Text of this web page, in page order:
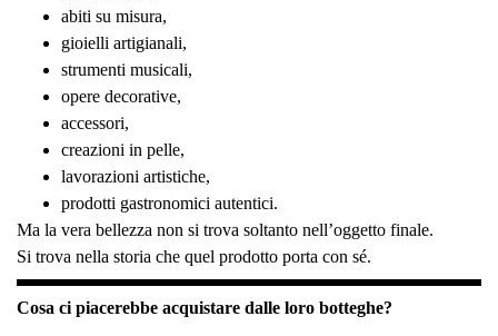
abiti su misura,
gioielli artigianali,
strumenti musicali,
opere decorative,
accessori,
creazioni in pelle,
lavorazioni artistiche,
prodotti gastronomici autentici.
Ma la vera bellezza non si trova soltanto nell’oggetto finale.
Si trova nella storia che quel prodotto porta con sé.
Cosa ci piacerebbe acquistare dalle loro botteghe?